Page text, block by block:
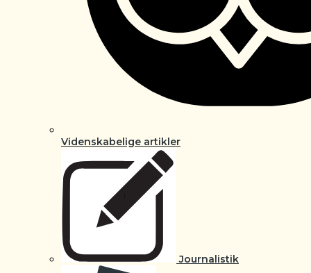
Videnskabelige artikler
Journalistik